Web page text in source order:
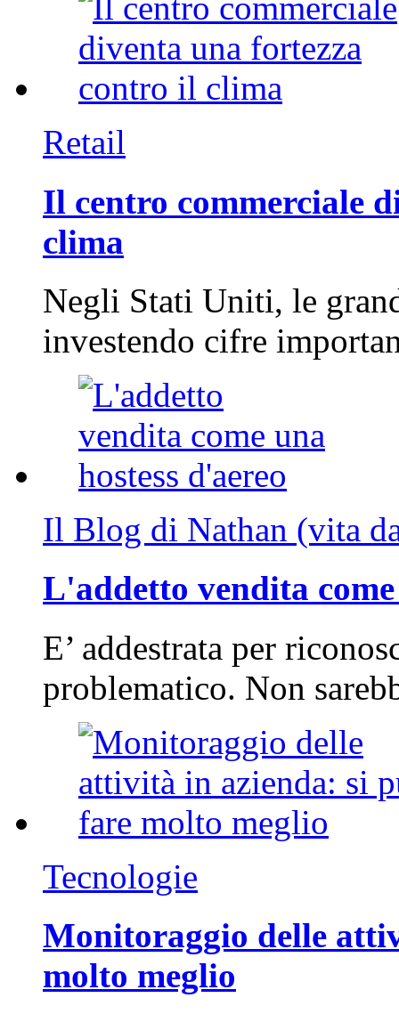
Retail
Il centro commerciale
clima
Negli Stati Uniti, le
investendo cifre
Il Blog di Nathan (vita
L'addetto vendita
E’ addestrata per
problematico. Non
Tecnologie
Monitoraggio delle
molto meglio